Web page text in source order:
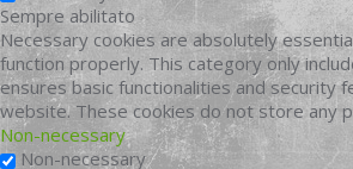
Sempre abilitato
Necessary cookies are absolutely
function properly. This category only
ensures basic functionalities and security
website. These cookies do not store any
Non-necessary
Non-necessary